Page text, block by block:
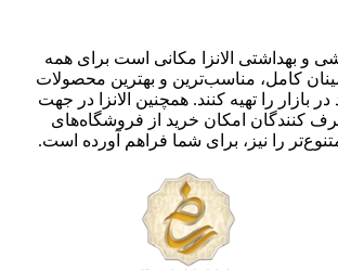
و بهداشتی الانزا مکانی است برای همه
اطمینان کامل، مناسب‌ترین و بهترین محصولات
در بازار را تهیه کنند. همچنین الانزا در جهت
کنندگان امکان خرید از فروشگاه‌های
را نیز، برای شما فراهم آورده است.